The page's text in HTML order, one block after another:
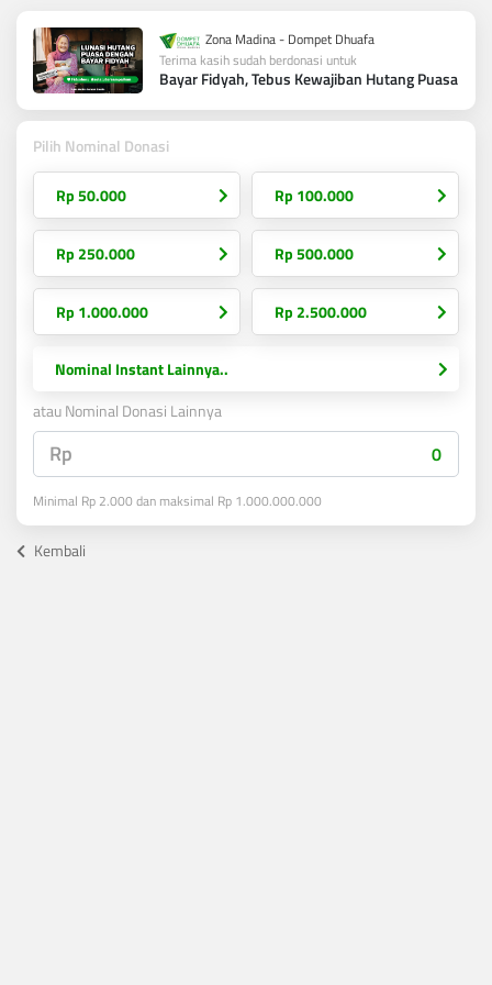
Zona Madina - Dompet Dhuafa
Terima kasih sudah berdonasi untuk
Bayar Fidyah, Tebus Kewajiban Hutang Puasa
Pilih Nominal Donasi
Rp 50.000 Rp 100.000
Rp 250.000 Rp 500.000
Rp 1.000.000 Rp 2.500.000
Nominal Instant Lainnya..
atau Nominal Donasi Lainnya
Rp
Minimal Rp 2.000 dan maksimal Rp 1.000.000.000
Kembali